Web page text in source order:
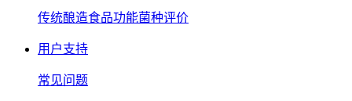
传统酿造食品功能菌种评价
用户支持
常见问题